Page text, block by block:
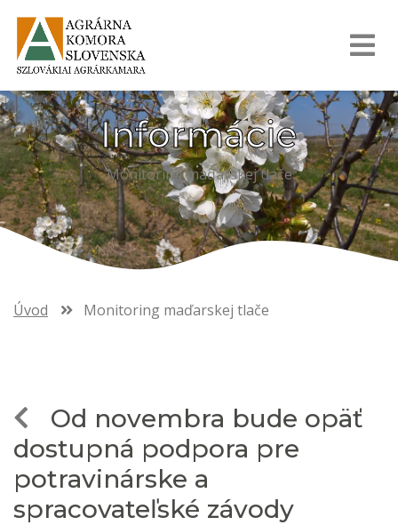
Informácie
Monitoring maďarskej tlače
Úvod Monitoring maďarskej tlače
Od novembra bude opäť
dostupná podpora pre
potravinárske a
spracovateľské závody